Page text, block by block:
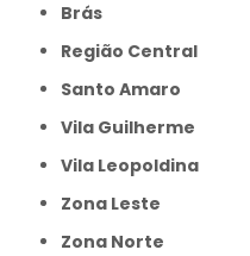
Brás
Região Central
Santo Amaro
Vila Guilherme
Vila Leopoldina
Zona Leste
Zona Norte